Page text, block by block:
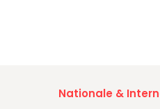
Nationale &